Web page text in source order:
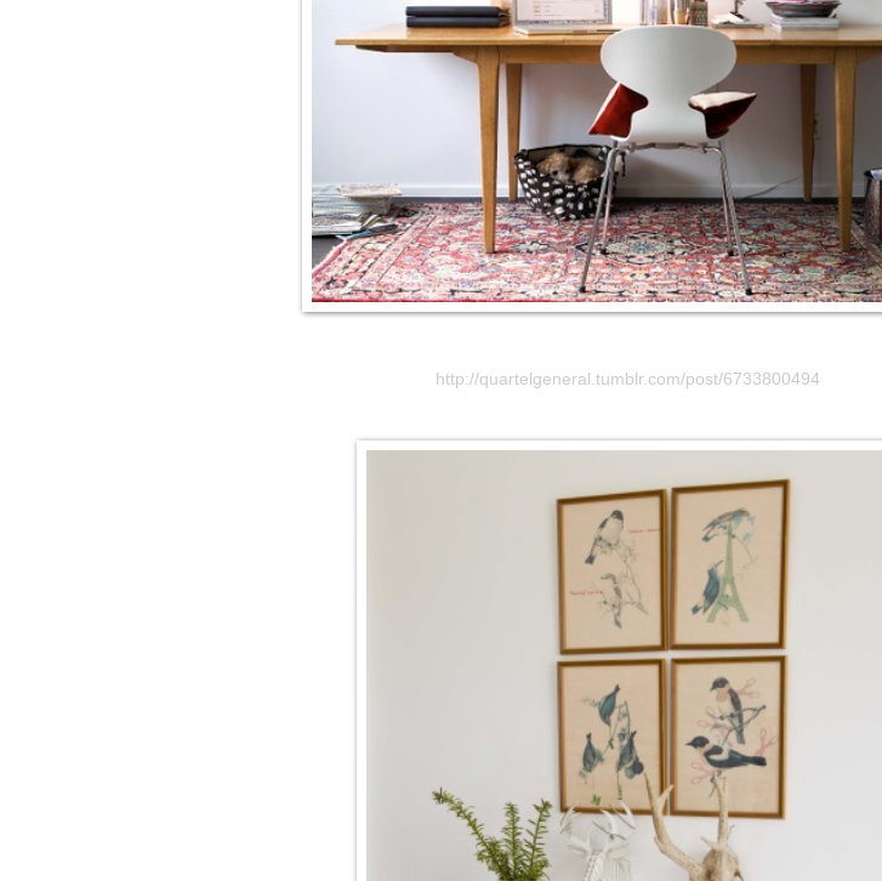
http://quartelgeneral.tumblr.com/post/6733800494